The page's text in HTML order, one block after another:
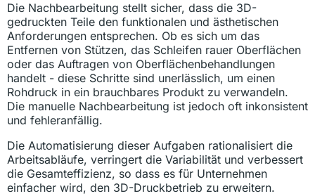
Die Nachbearbeitung stellt sicher, dass die 3D-
gedruckten Teile den funktionalen und ästhetischen
Anforderungen entsprechen. Ob es sich um das
Entfernen von Stützen, das Schleifen rauer Oberflächen
oder das Auftragen von Oberflächenbehandlungen
handelt - diese Schritte sind unerlässlich, um einen
Rohdruck in ein brauchbares Produkt zu verwandeln.
Die manuelle Nachbearbeitung ist jedoch oft inkonsistent
und fehleranfällig.
Die Automatisierung dieser Aufgaben rationalisiert die
Arbeitsabläufe, verringert die Variabilität und verbessert
die Gesamteffizienz, so dass es für Unternehmen
einfacher wird, den 3D-Druckbetrieb zu erweitern.